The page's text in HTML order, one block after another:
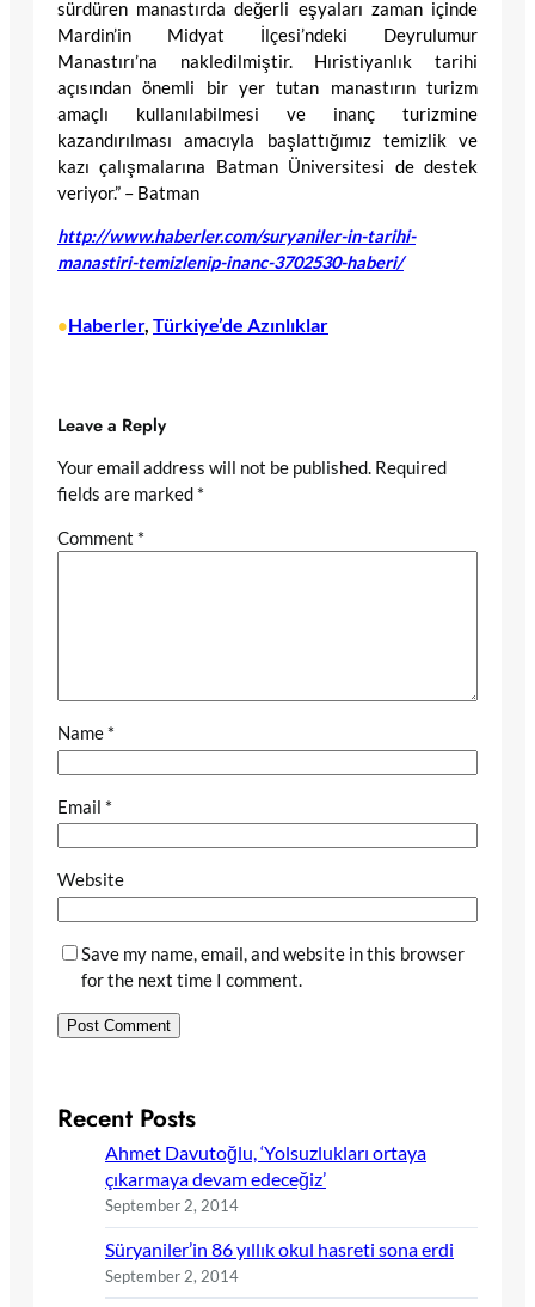
sürdüren manastırda değerli eşyaları zaman içinde
Mardin’in Midyat İlçesi’ndeki Deyrulumur
Manastırı’na nakledilmiştir. Hıristiyanlık tarihi
açısından önemli bir yer tutan manastırın turizm
amaçlı kullanılabilmesi ve inanç turizmine
kazandırılması amacıyla başlattığımız temizlik ve
kazı çalışmalarına Batman Üniversitesi de destek
veriyor.” – Batman
http://www.haberler.com/suryaniler-in-tarihi-
manastiri-temizlenip-inanc-3702530-haberi/
•Haberler, Türkiye’de Azınlıklar
Leave a Reply
Your email address will not be published. Required
fields are marked *
Comment *
Name *
Email *
Website
Save my name, email, and website in this browser
for the next time I comment.
Recent Posts
Ahmet Davutoğlu, ‘Yolsuzlukları ortaya
çıkarmaya devam edeceğiz’
September 2, 2014
Süryaniler’in 86 yıllık okul hasreti sona erdi
September 2, 2014